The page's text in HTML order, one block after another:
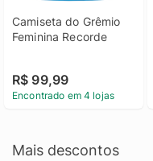
Camiseta do Grêmio
Feminina Recorde
R$ 99,99
Encontrado em 4 lojas
Mais descontos